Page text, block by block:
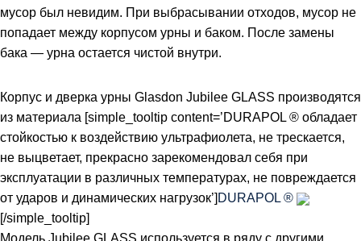
мусор был невидим. При выбрасывании отходов, мусор не
попадает между корпусом урны и баком. После замены
бака — урна остается чистой внутри.
Корпус и дверка урны Glasdon Jubilee GLASS производятся
из материала [simple_tooltip content=’DURAPOL ® обладает
стойкостью к воздействию ультрафиолета, не трескается,
не выцветает, прекрасно зарекомендовал себя при
эксплуатации в различных температурах, не повреждается
от ударов и динамических нагрузок’] DURAPOL ®
[/simple_tooltip]
Модель Jubilee GLASS используется в ряду с другими